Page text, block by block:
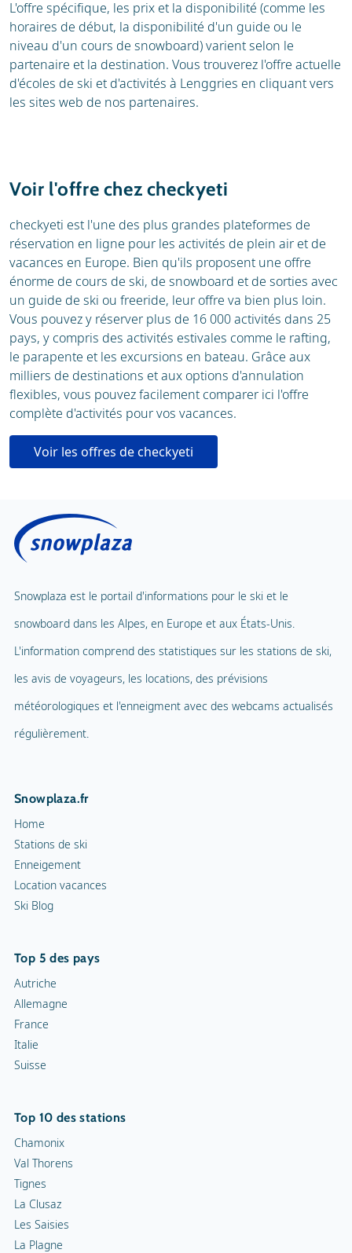
L'offre spécifique, les prix et la disponibilité (comme les
horaires de début, la disponibilité d'un guide ou le
niveau d'un cours de snowboard) varient selon le
partenaire et la destination. Vous trouverez l'offre actuelle
d'écoles de ski et d'activités à Lenggries en cliquant vers
les sites web de nos partenaires.
Voir l'offre chez checkyeti
checkyeti est l'une des plus grandes plateformes de
réservation en ligne pour les activités de plein air et de
vacances en Europe. Bien qu'ils proposent une offre
énorme de cours de ski, de snowboard et de sorties avec
un guide de ski ou freeride, leur offre va bien plus loin.
Vous pouvez y réserver plus de 16 000 activités dans 25
pays, y compris des activités estivales comme le rafting,
le parapente et les excursions en bateau. Grâce aux
milliers de destinations et aux options d'annulation
flexibles, vous pouvez facilement comparer ici l'offre
complète d'activités pour vos vacances.
Voir les offres de checkyeti
Snowplaza est le portail d'informations pour le ski et le
snowboard dans les Alpes, en Europe et aux États-Unis.
L'information comprend des statistiques sur les stations de ski,
les avis de voyageurs, les locations, des prévisions
météorologiques et l'enneigment avec des webcams actualisés
régulièrement.
Snowplaza.fr
Home
Stations de ski
Enneigement
Location vacances
Ski Blog
Top 5 des pays
Autriche
Allemagne
France
Italie
Suisse
Top 10 des stations
Chamonix
Val Thorens
Tignes
La Clusaz
Les Saisies
La Plagne